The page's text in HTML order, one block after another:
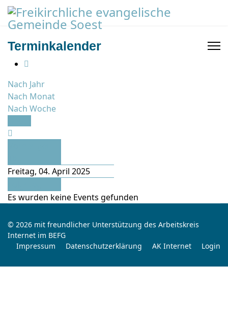
Terminkalender
Nach Jahr
Nach Monat
Nach Woche
Freitag, 04. April 2025
Es wurden keine Events gefunden
© 2026 mit freundlicher Unterstützung des Arbeitskreis
Internet im BEFG
Impressum
Datenschutzerklärung AK Internet Login